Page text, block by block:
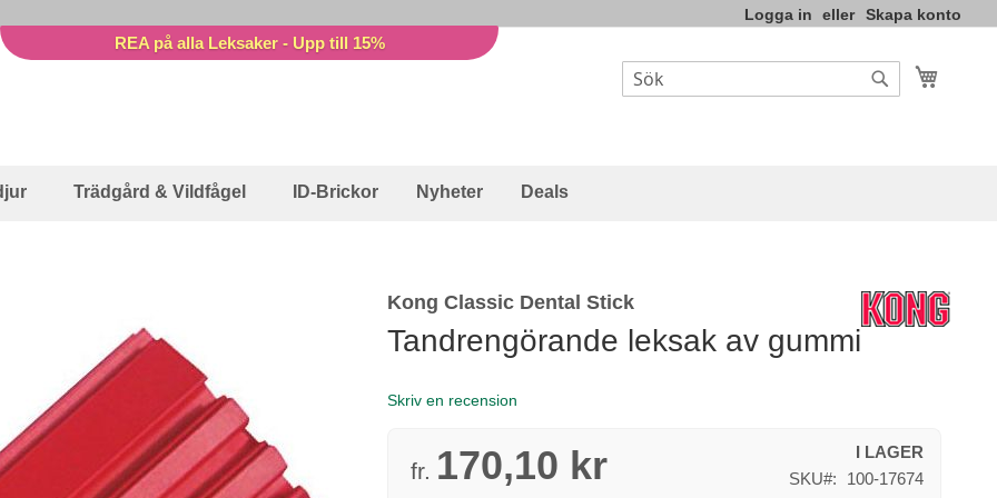
Logga in Skapa konto
REA på alla Leksaker - Upp till 15%
Sök
Trädgård & Vildfågel ID-Brickor Nyheter Deals
Kong Classic Dental Stick
Tandrengörande leksak av gummi
Skriv en recension
fr. 170,10 kr
I LAGER
SKU
100-17674